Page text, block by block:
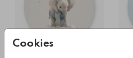
Cookies